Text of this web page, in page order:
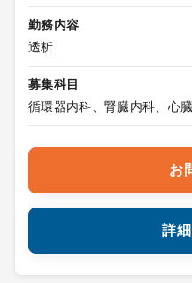
勤務内容
透析
募集科目
循環器内科、腎臓内科、心
お
詳